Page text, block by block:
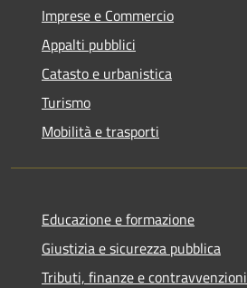
Imprese e Commercio
Appalti pubblici
Catasto e urbanistica
Turismo
Mobilità e trasporti
Educazione e formazione
Giustizia e sicurezza pubblica
Tributi, finanze e contravvenzioni